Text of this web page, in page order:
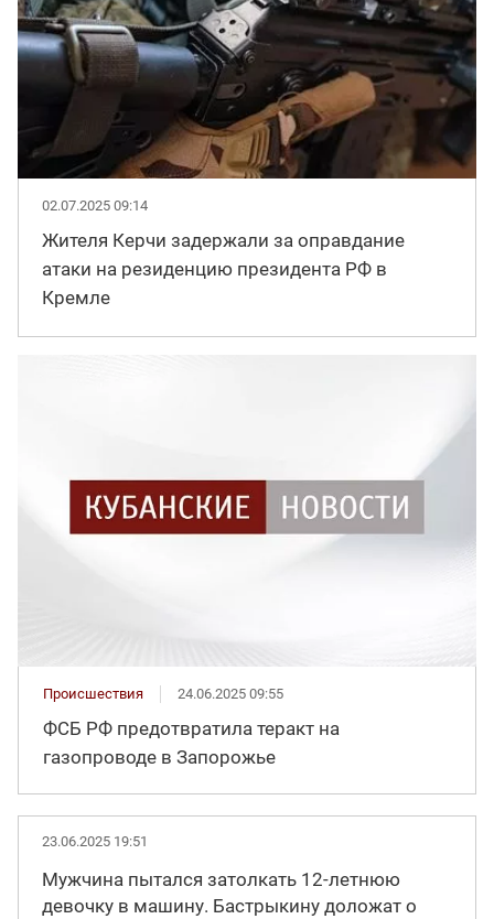
02.07.2025 09:14
Жителя Керчи задержали за оправдание
атаки на резиденцию президента РФ в
Кремле
Происшествия 24.06.2025 09:55
ФСБ РФ предотвратила теракт на
газопроводе в Запорожье
23.06.2025 19:51
Мужчина пытался затолкать 12-летнюю
девочку в машину. Бастрыкину доложат о